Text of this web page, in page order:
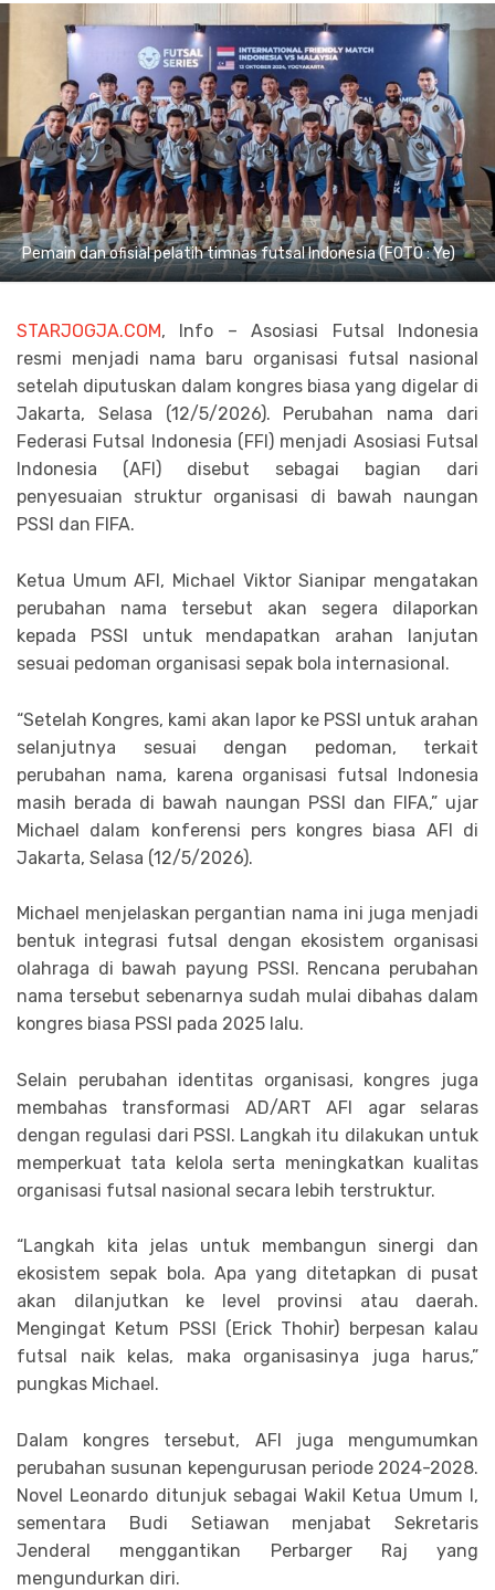
Pemain dan ofisial pelatih timnas futsal Indonesia (FOTO : Ye)
STARJOGJA.COM, Info – Asosiasi Futsal Indonesia
resmi menjadi nama baru organisasi futsal nasional
setelah diputuskan dalam kongres biasa yang digelar di
Jakarta, Selasa (12/5/2026). Perubahan nama dari
Federasi Futsal Indonesia (FFI) menjadi Asosiasi Futsal
Indonesia (AFI) disebut sebagai bagian dari
penyesuaian struktur organisasi di bawah naungan
PSSI dan FIFA.
Ketua Umum AFI, Michael Viktor Sianipar mengatakan
perubahan nama tersebut akan segera dilaporkan
kepada PSSI untuk mendapatkan arahan lanjutan
sesuai pedoman organisasi sepak bola internasional.
“Setelah Kongres, kami akan lapor ke PSSI untuk arahan
selanjutnya sesuai dengan pedoman, terkait
perubahan nama, karena organisasi futsal Indonesia
masih berada di bawah naungan PSSI dan FIFA,” ujar
Michael dalam konferensi pers kongres biasa AFI di
Jakarta, Selasa (12/5/2026).
Michael menjelaskan pergantian nama ini juga menjadi
bentuk integrasi futsal dengan ekosistem organisasi
olahraga di bawah payung PSSI. Rencana perubahan
nama tersebut sebenarnya sudah mulai dibahas dalam
kongres biasa PSSI pada 2025 lalu.
Selain perubahan identitas organisasi, kongres juga
membahas transformasi AD/ART AFI agar selaras
dengan regulasi dari PSSI. Langkah itu dilakukan untuk
memperkuat tata kelola serta meningkatkan kualitas
organisasi futsal nasional secara lebih terstruktur.
“Langkah kita jelas untuk membangun sinergi dan
ekosistem sepak bola. Apa yang ditetapkan di pusat
akan dilanjutkan ke level provinsi atau daerah.
Mengingat Ketum PSSI (Erick Thohir) berpesan kalau
futsal naik kelas, maka organisasinya juga harus,”
pungkas Michael.
Dalam kongres tersebut, AFI juga mengumumkan
perubahan susunan kepengurusan periode 2024-2028.
Novel Leonardo ditunjuk sebagai Wakil Ketua Umum I,
sementara Budi Setiawan menjabat Sekretaris
Jenderal menggantikan Perbarger Raj yang
mengundurkan diri.